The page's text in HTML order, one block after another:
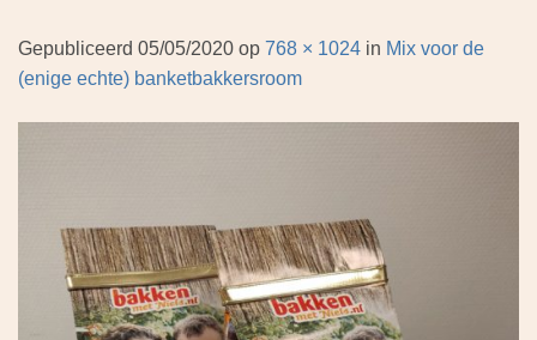
Gepubliceerd 05/05/2020 op 768 × 1024 in Mix voor de
(enige echte) banketbakkersroom